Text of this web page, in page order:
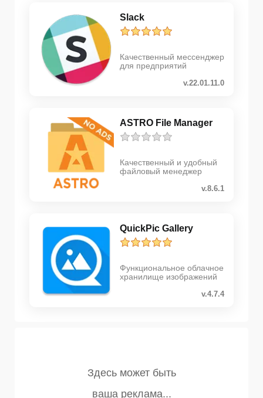
Slack
Качественный мессенджер
для предприятий
v.22.01.11.0
ASTRO File Manager
Качественный и удобный
файловый менеджер
v.8.6.1
QuickPic Gallery
Функциональное облачное
хранилище изображений
v.4.7.4